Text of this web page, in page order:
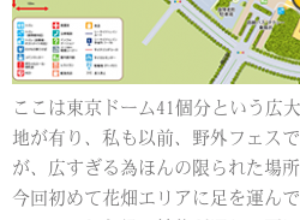
ここは東京ドーム41個分という広
地が有り、私も以前、野外フェス
が、広すぎる為ほんの限られた場
今回初めて花畑エリアに足を運ん